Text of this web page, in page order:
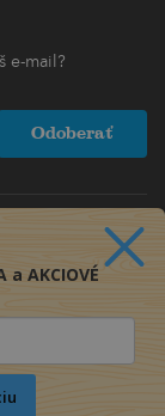
e-mail?
Odoberať
AKCIOVÉ